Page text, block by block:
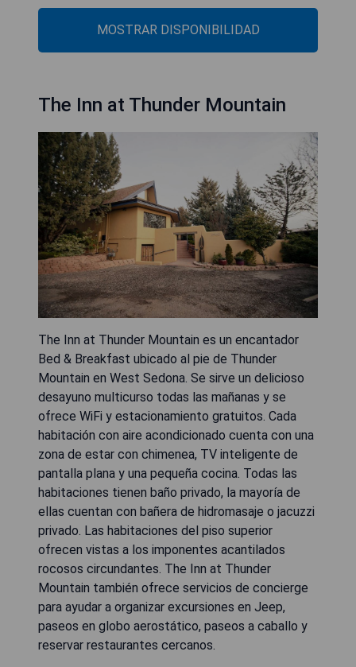
MOSTRAR DISPONIBILIDAD
The Inn at Thunder Mountain
The Inn at Thunder Mountain es un encantador
Bed & Breakfast ubicado al pie de Thunder
Mountain en West Sedona. Se sirve un delicioso
desayuno multicurso todas las mañanas y se
ofrece WiFi y estacionamiento gratuitos. Cada
habitación con aire acondicionado cuenta con una
zona de estar con chimenea, TV inteligente de
pantalla plana y una pequeña cocina. Todas las
habitaciones tienen baño privado, la mayoría de
ellas cuentan con bañera de hidromasaje o jacuzzi
privado. Las habitaciones del piso superior
ofrecen vistas a los imponentes acantilados
rocosos circundantes. The Inn at Thunder
Mountain también ofrece servicios de concierge
para ayudar a organizar excursiones en Jeep,
paseos en globo aerostático, paseos a caballo y
reservar restaurantes cercanos.